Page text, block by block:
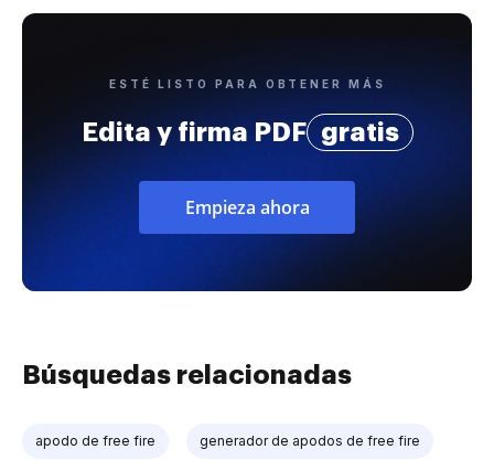
ESTÉ LISTO PARA OBTENER MÁS
Edita y firma PDF gratis
Empieza ahora
Búsquedas relacionadas
apodo de free fire generador de apodos de free fire